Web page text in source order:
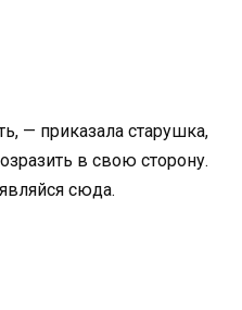
— приказала старушка,
в свою сторону.
сюда.